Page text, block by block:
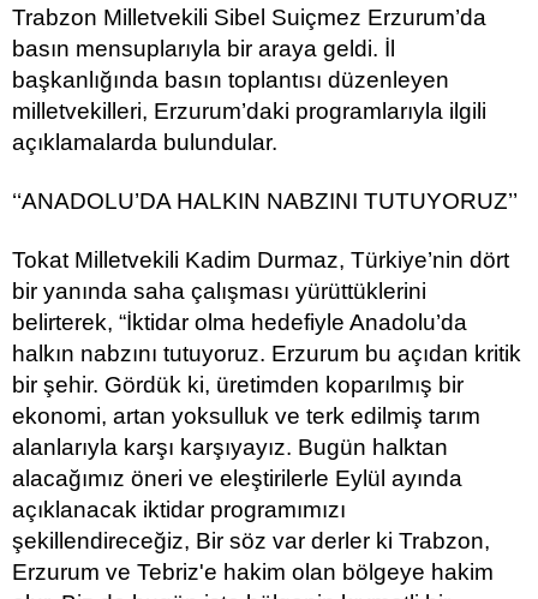
Trabzon Milletvekili Sibel Suiçmez Erzurum’da
basın mensuplarıyla bir araya geldi. İl
başkanlığında basın toplantısı düzenleyen
milletvekilleri, Erzurum’daki programlarıyla ilgili
açıklamalarda bulundular.
‘‘ANADOLU’DA HALKIN NABZINI TUTUYORUZ’’
Tokat Milletvekili Kadim Durmaz, Türkiye’nin dört
bir yanında saha çalışması yürüttüklerini
belirterek, “İktidar olma hedefiyle Anadolu’da
halkın nabzını tutuyoruz. Erzurum bu açıdan kritik
bir şehir. Gördük ki, üretimden koparılmış bir
ekonomi, artan yoksulluk ve terk edilmiş tarım
alanlarıyla karşı karşıyayız. Bugün halktan
alacağımız öneri ve eleştirilerle Eylül ayında
açıklanacak iktidar programımızı
şekillendireceğiz, Bir söz var derler ki Trabzon,
Erzurum ve Tebriz'e hakim olan bölgeye hakim